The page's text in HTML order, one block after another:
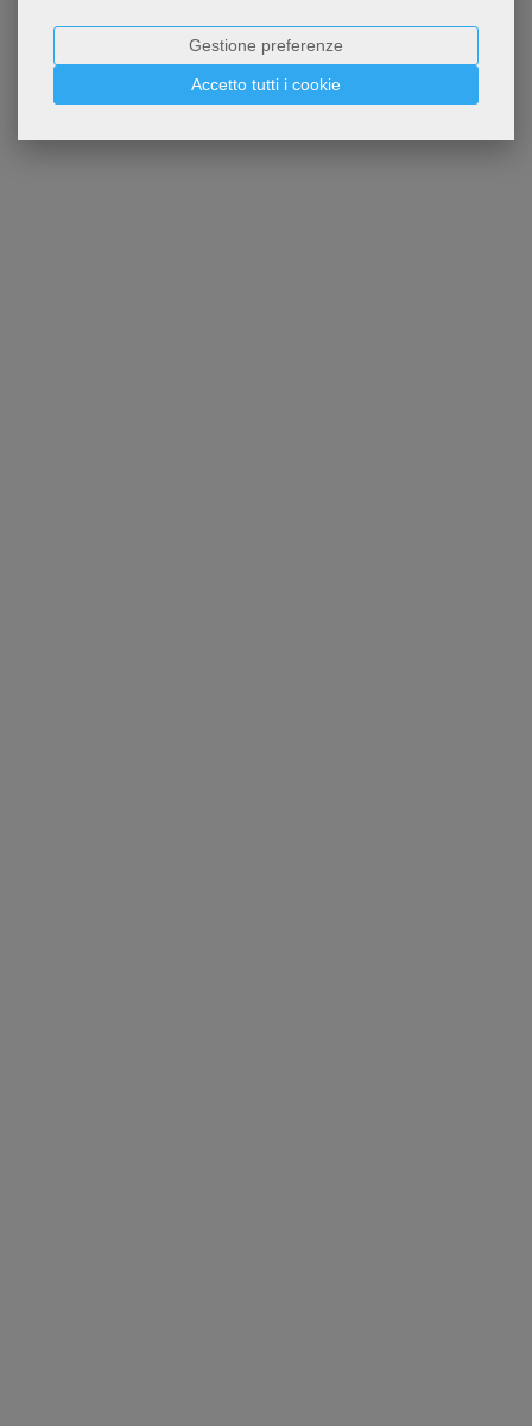
Accetto tutti i cookie
Gestione preferenze